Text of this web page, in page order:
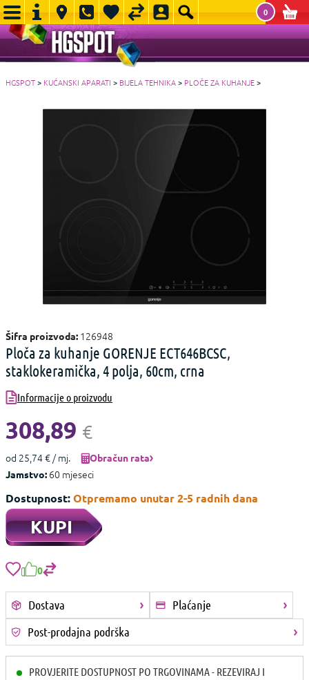
0
HGSPOT> KUĆANSKI APARATI > BIJELA TEHNIKA> PLOČE ZA KUHANJE>
Šifra proizvoda: 126948
Ploča za kuhanje GORENJE ECT646BCSC,
staklokeramička, 4 polja, 60cm, crna
Informacije o proizvodu
308,89 €
od 25,74 € / mj.
Obračun rata
Jamstvo: 60 mjeseci
Dostupnost:Otpremamo unutar 2-5 radnih dana
KUPI
0
Dostava
Plaćanje
Post-prodajna podrška
PROVJERITE DOSTUPNOST PO TRGOVINAMA - REZEVIRAJ I